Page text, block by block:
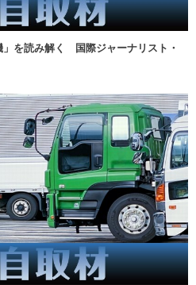
」を読み解く 国際ジャーナリスト・